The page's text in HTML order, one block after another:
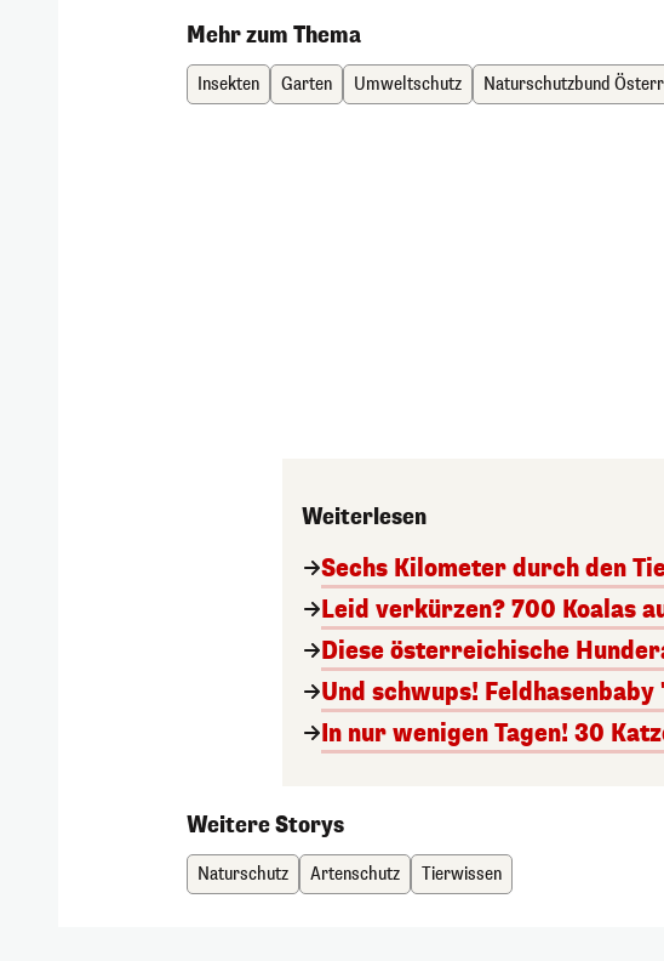
Mehr zum Thema
Insekten Garten Umweltschutz Naturschutzbund
Weiterlesen
Sechs Kilometer durch den
Leid verkürzen? 700 Koalas
Diese österreichische
Und schwups!
In nur wenigen Tagen! 30
Weitere Storys
Naturschutz Artenschutz Tierwissen